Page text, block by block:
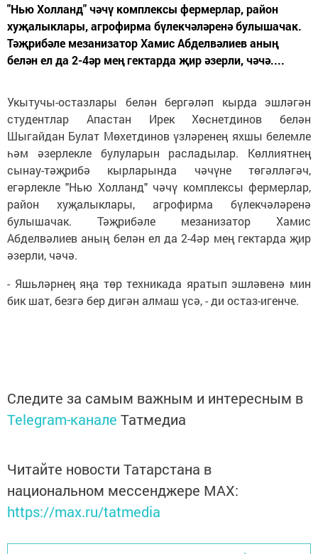
"Нью Холланд" чәчү комплексы фермерлар, район
хуҗалыклары, агрофирма бүлекчәләренә булышачак.
Тәҗрибәле мезанизатор Хамис Абделвәлиев аның
белән ел да 2-4әр мең гектарда җир әзерли, чәчә....
Укытучы-остазлары белән бергәләп кырда эшләгән
студентлар Апастан Ирек Хөснетдинов белән
Шыгайдан Булат Мөхетдинов үзләренең яхшы белемле
һәм әзерлекле булуларын расладылар. Көллиятнең
сынау-тәҗрибә кырларында чәчүне төгәлләгәч,
егәрлекле "Нью Холланд" чәчү комплексы фермерлар,
район хуҗалыклары, агрофирма бүлекчәләренә
булышачак. Тәҗрибәле мезанизатор Хамис
Абделвәлиев аның белән ел да 2-4әр мең гектарда җир
әзерли, чәчә.
- Яшьләрнең яңа төр техникада яратып эшләвенә мин
бик шат, безгә бер дигән алмаш үсә, - ди остаз-игенче.
Следите за самым важным и интересным в
Telegram-канале Татмедиа
Читайте новости Татарстана в
национальном мессенджере MАХ:
https://max.ru/tatmedia